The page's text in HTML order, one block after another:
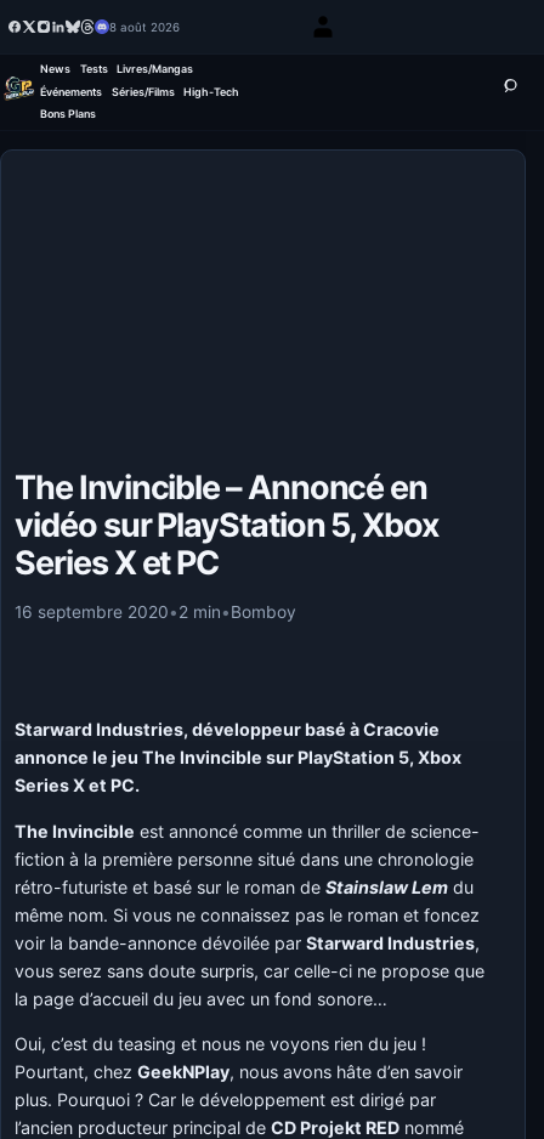
8 août 2026
News Tests
Livres/Mangas
Événements
Séries/Films
High-Tech
Bons Plans
The Invincible – Annoncé en
vidéo sur PlayStation 5, Xbox
Series X et PC
16 septembre 2020•2 min•Bomboy
Starward Industries, développeur basé à Cracovie
annonce le jeu The Invincible sur PlayStation 5, Xbox
Series X et PC.
The Invincible est annoncé comme un thriller de science-
fiction à la première personne situé dans une chronologie
rétro-futuriste et basé sur le roman deStainslaw Lem du
même nom. Si vous ne connaissez pas le roman et foncez
voir la bande-annonce dévoilée parStarward Industries,
vous serez sans doute surpris, car celle-ci ne propose que
la page d’accueil du jeu avec un fond sonore…
Oui, c’est du teasing et nous ne voyons rien du jeu !
Pourtant, chezGeekNPlay, nous avons hâte d’en savoir
plus. Pourquoi ? Car le développement est dirigé par
l’ancien producteur principal deCD Projekt RED nommé